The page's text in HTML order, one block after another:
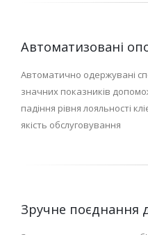
Автоматизовані
Автоматично одержувані
значних показників
падіння рівня лояльності
якість обслуговування
Зручне поєднання